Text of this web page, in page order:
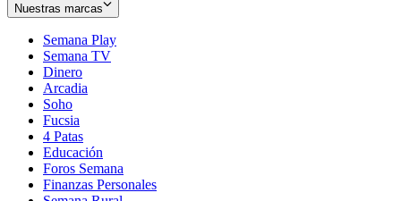
Nuestras marcas
Semana Play
Semana TV
Dinero
Arcadia
Soho
in
new
window
Fucsia
in
new
window
4 Patas
Educación
Foros Semana
Finanzas Personales